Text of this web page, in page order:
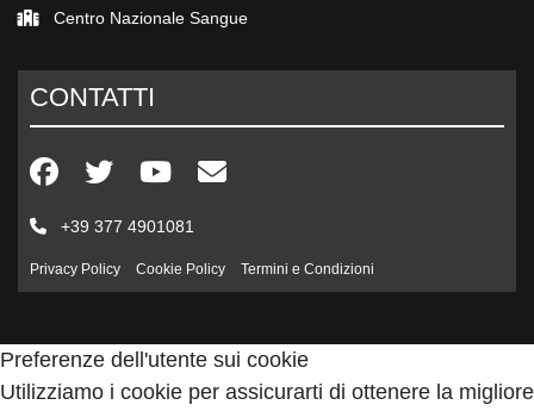
Centro Nazionale Sangue
CONTATTI
+39 377 4901081
Privacy Policy Cookie Policy Termini e Condizioni
Preferenze dell'utente sui cookie
Utilizziamo i cookie per assicurarti di ottenere la migliore